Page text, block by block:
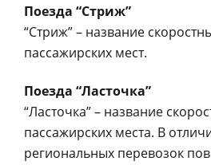
Поезда “Стриж”
“Стриж” – название
пассажирских мест.
Поезда “Ласточка”
“Ласточка” – название
пассажирских места. В
региональных перевозок